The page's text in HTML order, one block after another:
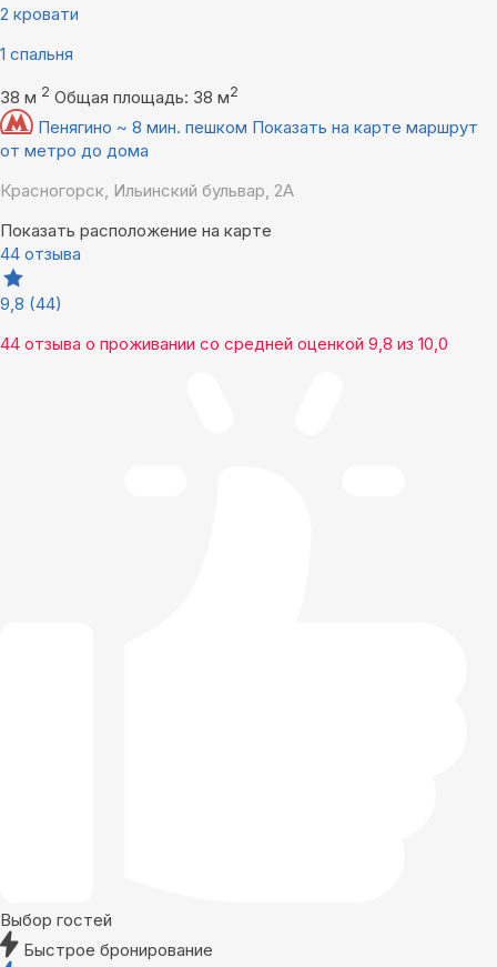
2 кровати
1 спальня
38 м 2 Общая площадь: 38 м2
Пенягино ~ 8 мин. пешком Показать на карте маршрут
от метро до дома
Красногорск, Ильинский бульвар, 2А
Показать расположение на карте
44 отзыва
9,8 (44)
44 отзыва о проживании со средней оценкой 9,8 из 10,0
Выбор гостей
Быстрое бронирование